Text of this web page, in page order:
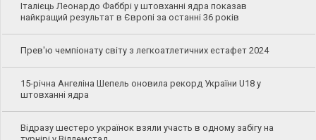
Італієць Леонардо Фаббрі у штовханні ядра показав
найкращий результат в Європі за останні 36 років
Прев'ю чемпіонату світу з легкоатлетичних естафет 2024
15-річна Ангеліна Шепель оновила рекорд України U18 у
штовханні ядра
Відразу шестеро українок взяли участь в одному забігу на